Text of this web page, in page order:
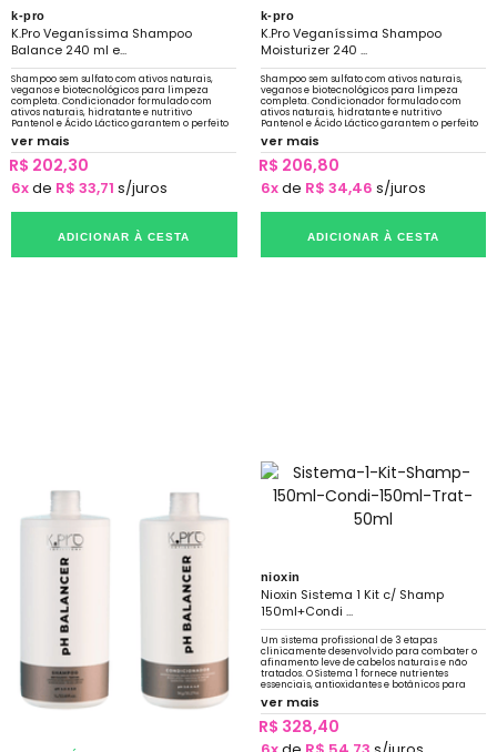
k-pro
K.Pro Veganíssima Shampoo
Balance 240 ml e...
Shampoo sem sulfato com ativos naturais,
veganos e biotecnológicos para limpeza
completa. Condicionador formulado com
ativos naturais, hidratante e nutritivo
Pantenol e Ácido Láctico garantem o perfeito
ver mais
R$ 202,30
6xde R$ 33,71 s/juros
ADICIONAR À CESTA
k-pro
K.Pro Veganíssima Shampoo
Moisturizer 240 ...
Shampoo sem sulfato com ativos naturais,
veganos e biotecnológicos para limpeza
completa. Condicionador formulado com
ativos naturais, hidratante e nutritivo
Pantenol e Ácido Láctico garantem o perfeito
ver mais
R$ 206,80
6xde R$ 34,46 s/juros
ADICIONAR À CESTA
nioxin
Nioxin Sistema 1 Kit c/ Shamp
150ml+Condi ...
Um sistema profissional de 3 etapas
clinicamente desenvolvido para combater o
afinamento leve de cabelos naturais e não
tratados. O Sistema 1 fornece nutrientes
essenciais, antioxidantes e botânicos para
refrescar, nutrir e proteger
ver mais
R$ 328,40